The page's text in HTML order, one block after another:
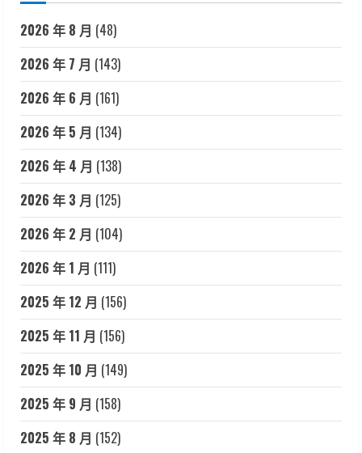
2026 年 8 月 (48)
2026 年 7 月 (143)
2026 年 6 月 (161)
2026 年 5 月 (134)
2026 年 4 月 (138)
2026 年 3 月 (125)
2026 年 2 月 (104)
2026 年 1 月 (111)
2025 年 12 月 (156)
2025 年 11 月 (156)
2025 年 10 月 (149)
2025 年 9 月 (158)
2025 年 8 月 (152)